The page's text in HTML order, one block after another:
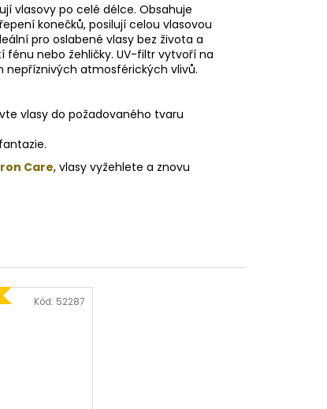
vlasovy po celé délce. Obsahuje
konečků, posilují celou vlasovou
pro oslabené vlasy bez života a
fénu nebo žehličky. UV-filtr vytvoří na
nepříznivých atmosférických vlivů.
vlasy do požadovaného tvaru
Care, vlasy vyžehlete a znovu
Kód: 52287